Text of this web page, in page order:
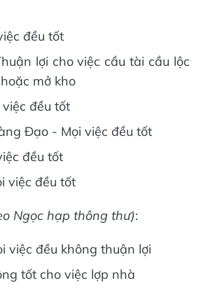
đều tốt
lợi cho việc cầu tài cầu lộc
mở kho
đều tốt
Đạo - Mọi việc đều tốt
đều tốt
việc đều tốt
Ngọc hạp thông thư):
việc đều không thuận lợi
tốt cho việc lợp nhà